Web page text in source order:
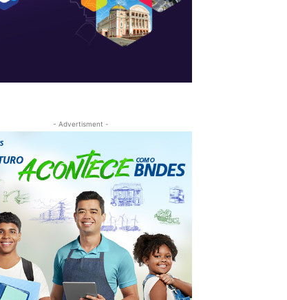
- Advertisment -